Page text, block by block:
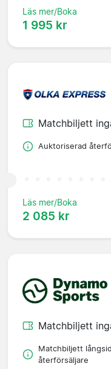
Läs mer/Boka
1 995 kr
Matchbiljett
Auktoriserad
Läs mer/Boka
2 085 kr
Matchbiljett
Matchbiljett
återförsäljare